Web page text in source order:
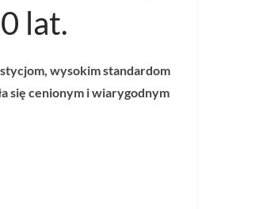
lat.
wysokim standardom
się cenionym i wiarygodnym